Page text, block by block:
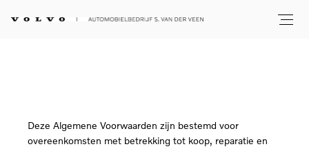
Deze Algemene Voorwaarden zijn bestemd voor
overeenkomsten met betrekking tot koop, reparatie en